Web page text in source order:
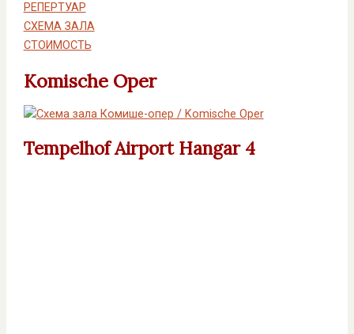
РЕПЕРТУАР
СХЕМА ЗАЛА
СТОИМОСТЬ
Komische Oper
Tempelhof Airport Hangar 4